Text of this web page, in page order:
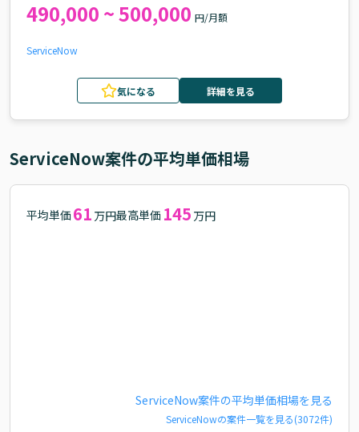
490,000 ~ 500,000 円/月額
ServiceNow
気になる 詳細を見る
ServiceNow案件の平均単価相場
平均単価 61 万円最高単価 145 万円
ServiceNow案件の平均単価相場を見る
ServiceNowの案件一覧を見る(3072件)